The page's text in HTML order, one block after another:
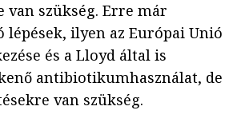
van szükség. Erre már
ilyen az Európai Unió
és a Lloyd által is
antibiotikumhasználat, de
van szükség.